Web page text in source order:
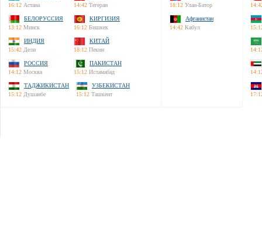
16:12 Астана
14:42 Тегеран
БЕЛОРУССИЯ
13:12 Минск
КИРГИЗИЯ
16:12 Бишкек
ИНДИЯ
15:42 Дели
КИТАЙ
18:12 Пекин
РОССИЯ
14:12 Москва
ПАКИСТАН
15:12 Исламабад
ТАДЖИКИСТАН
15:12 Душанбе
УЗБЕКИСТАН
15:12 Ташкент
18:12 Улан-Батор
Афганистан
14:42 Кабул